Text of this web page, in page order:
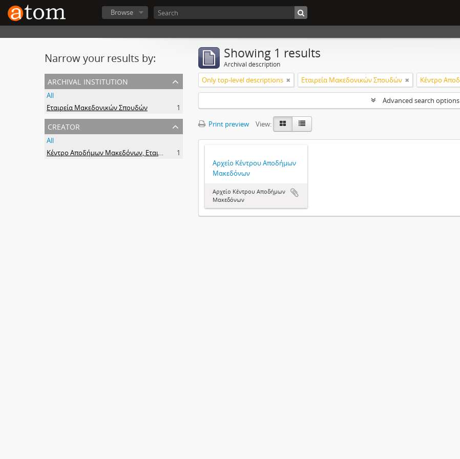
Browse
Narrow your results by:
archival institution
All
Εταιρεία Μακεδονικών Σπουδών
1
creator
All
Κέντρο Αποδήμων Μακεδόνων, Εταιρεία Μακεδονικών Σπουδών.
1
Showing 1 results
Archival description
Only top-level descriptions Εταιρεία Μακεδονικών Σπουδών
Advanced search options
Print preview View:
Αρχείο Κέντρου Αποδήμων
Μακεδόνων
Αρχείο Κέντρου Αποδήμων
Μακεδόνων